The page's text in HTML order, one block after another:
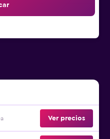
Ver precios